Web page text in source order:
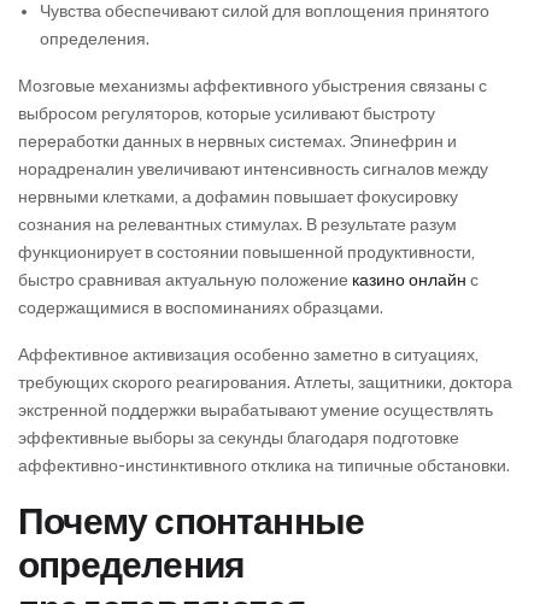
Чувства обеспечивают силой для воплощения принятого
определения.
Мозговые механизмы аффективного убыстрения связаны с
выбросом регуляторов, которые усиливают быстроту
переработки данных в нервных системах. Эпинефрин и
норадреналин увеличивают интенсивность сигналов между
нервными клетками, а дофамин повышает фокусировку
сознания на релевантных стимулах. В результате разум
функционирует в состоянии повышенной продуктивности,
быстро сравнивая актуальную положение казино онлайн с
содержащимися в воспоминаниях образцами.
Аффективное активизация особенно заметно в ситуациях,
требующих скорого реагирования. Атлеты, защитники, доктора
экстренной поддержки вырабатывают умение осуществлять
эффективные выборы за секунды благодаря подготовке
аффективно-инстинктивного отклика на типичные обстановки.
Почему спонтанные
определения